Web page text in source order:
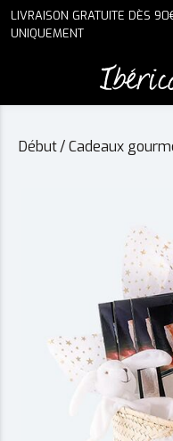
LIVRAISON GRATUITE DÈS
UNIQUEMENT
Début/Cadeaux